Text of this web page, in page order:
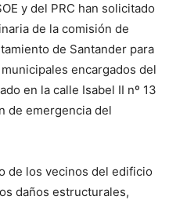
y del PRC han solicitado
de la comisión de
de Santander para
encargados del
en la calle Isabel II nº 13
de emergencia del
de los vecinos del edificio
daños estructurales,